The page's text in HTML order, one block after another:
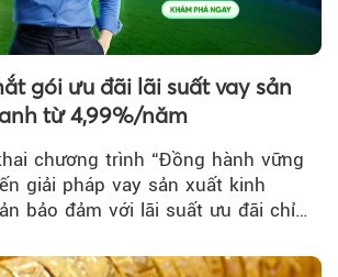
gói ưu đãi lãi suất vay sản
từ 4,99%/năm
chương trình “Đồng hành vững
giải pháp vay sản xuất kinh
bảo đảm với lãi suất ưu đãi chỉ